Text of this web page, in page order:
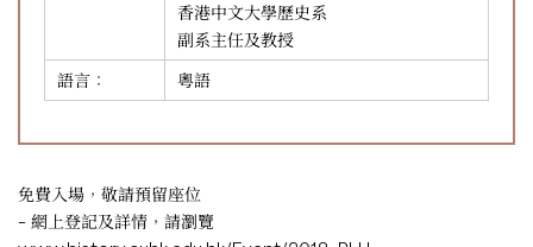
香港中文大學歷史系
副系主任及教授
語言：
粵語
免費入場，敬請預留座位
– 網上登記及詳情，請瀏覽